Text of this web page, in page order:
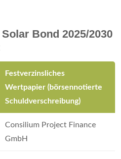
Bond 2025/2030
Festverzinsliches
Wertpapier (börsennotierte
Schuldverschreibung)
Consilium Project Finance
GmbH